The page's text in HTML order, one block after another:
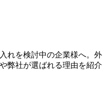
れを検討中の企業様へ。外
弊社が選ばれる理由を紹介